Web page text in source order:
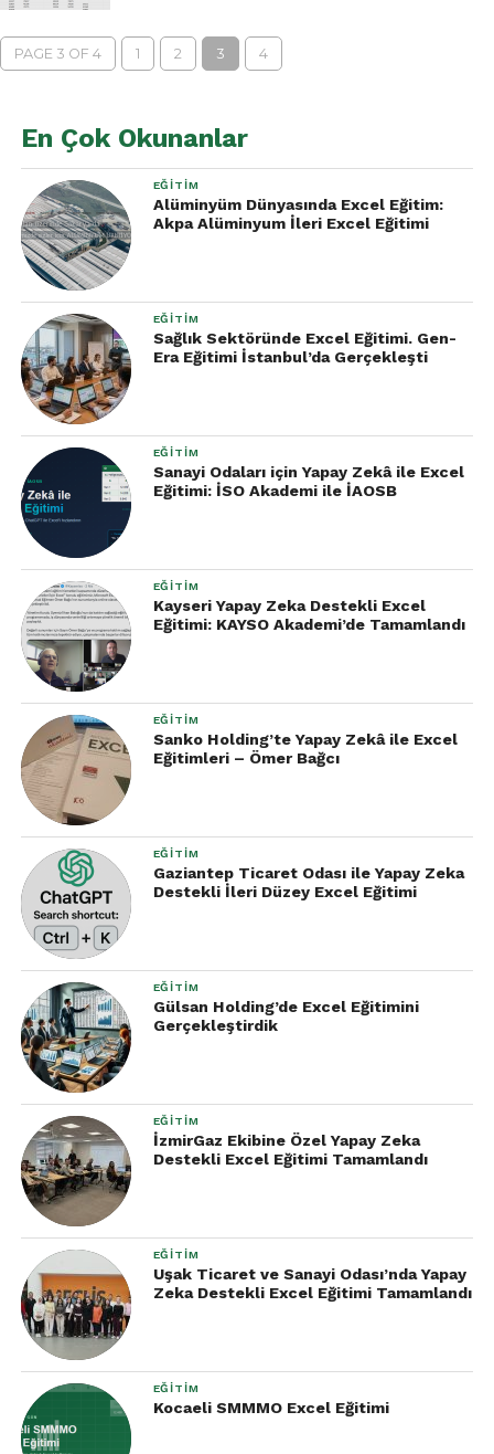
PAGE 3 OF 4 1 2 3 4
En Çok Okunanlar
EĞITIM
Alüminyüm Dünyasında Excel Eğitim:
Akpa Alüminyum İleri Excel Eğitimi
EĞITIM
Sağlık Sektöründe Excel Eğitimi. Gen-
Era Eğitimi İstanbul’da Gerçekleşti
EĞITIM
Sanayi Odaları için Yapay Zekâ ile Excel
Eğitimi: İSO Akademi ile İAOSB
EĞITIM
Kayseri Yapay Zeka Destekli Excel
Eğitimi: KAYSO Akademi’de Tamamlandı
EĞITIM
Sanko Holding’te Yapay Zekâ ile Excel
Eğitimleri – Ömer Bağcı
EĞITIM
Gaziantep Ticaret Odası ile Yapay Zeka
Destekli İleri Düzey Excel Eğitimi
EĞITIM
Gülsan Holding’de Excel Eğitimini
Gerçekleştirdik
EĞITIM
İzmirGaz Ekibine Özel Yapay Zeka
Destekli Excel Eğitimi Tamamlandı
EĞITIM
Uşak Ticaret ve Sanayi Odası’nda Yapay
Zeka Destekli Excel Eğitimi Tamamlandı
EĞITIM
Kocaeli SMMMO Excel Eğitimi